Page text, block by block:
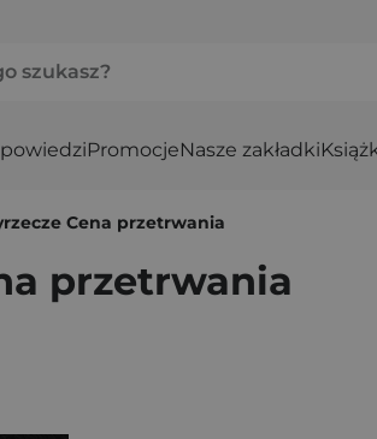
PromocjeNasze zakładki
Cena przetrwania
przetrwania